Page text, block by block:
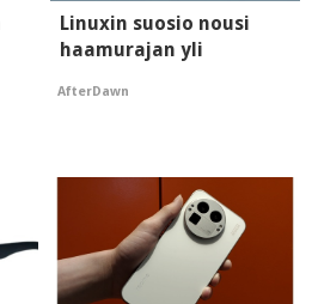
Linuxin suosio nousi
haamurajan yli
AfterDawn